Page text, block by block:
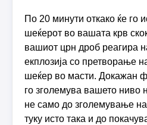
По 20 минути откако ќе го
шеќерот во вашата крв
вашиот црн дроб реагира
екплозија со претворање
шеќер во масти. Докажан
го зголемува вашето ниво
не само до зголемување
туку исто така и до